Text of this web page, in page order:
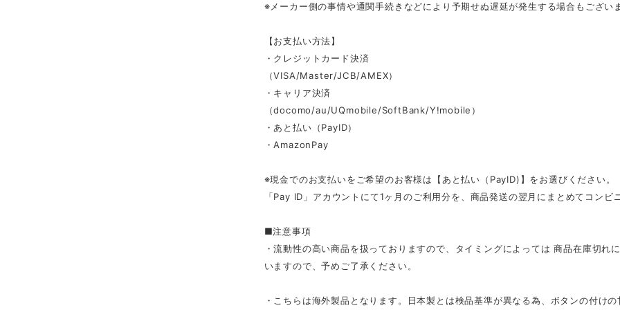
※メーカー側の事情や通関手続きなどにより予期せぬ遅延が発生する場合もござい
【お支払い方法】
・クレジットカード決済
（VISA/Master/JCB/AMEX）
・キャリア決済
（docomo/au/UQmobile/SoftBank/Y!mobile）
・あと払い（PayID）
・AmazonPay
※現金でのお支払いをご希望のお客様は【あと払い（PayID)】をお選びください。
「Pay ID」アカウントにて1ヶ月のご利用分を、商品発送の翌月にまとめてコン
■注意事項
・流動性の高い商品を扱っておりますので、タイミングによっては 商品在庫切れ
いますので、予めご了承ください。
・こちらは海外製品となります。日本製とは検品基準が異なる為、ボタンの付け